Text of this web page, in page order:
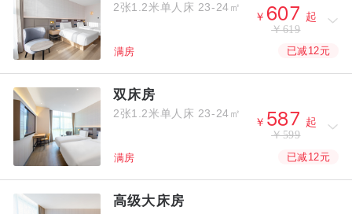
2张1.2米单人床 23-24㎡
￥  
起
￥619
满房 已减12元
双床房
2张1.2米单人床 23-24㎡
￥  
起
￥599
满房 已减12元
高级大床房